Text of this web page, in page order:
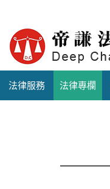
法律服務 法律專欄